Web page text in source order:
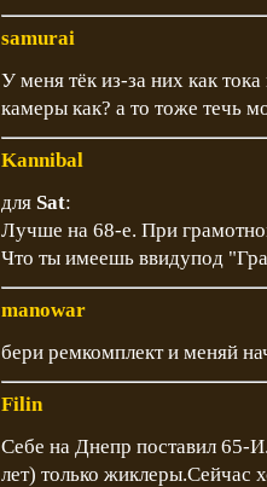
samurai
У меня тёк из-за них как
камеры как? а то тоже течь
Kannibal
для Sat:
Лучше на 68-е. При
Что ты имеешь ввидупод
manowar
бери ремкомплект и меняй
Filin
Себе на Днепр поставил 65-
лет) только жиклеры.Сейчас